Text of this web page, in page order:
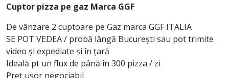
Cuptor pizza pe gaz Marca GGF
De vânzare 2 cuptoare pe Gaz marca GGF ITALIA
SE POT VEDEA / probă lângă București sau pot trimite
video și expediate și în țară
Ideală pt un flux de până în 300 pizza / zi
Preț ușor negociabil